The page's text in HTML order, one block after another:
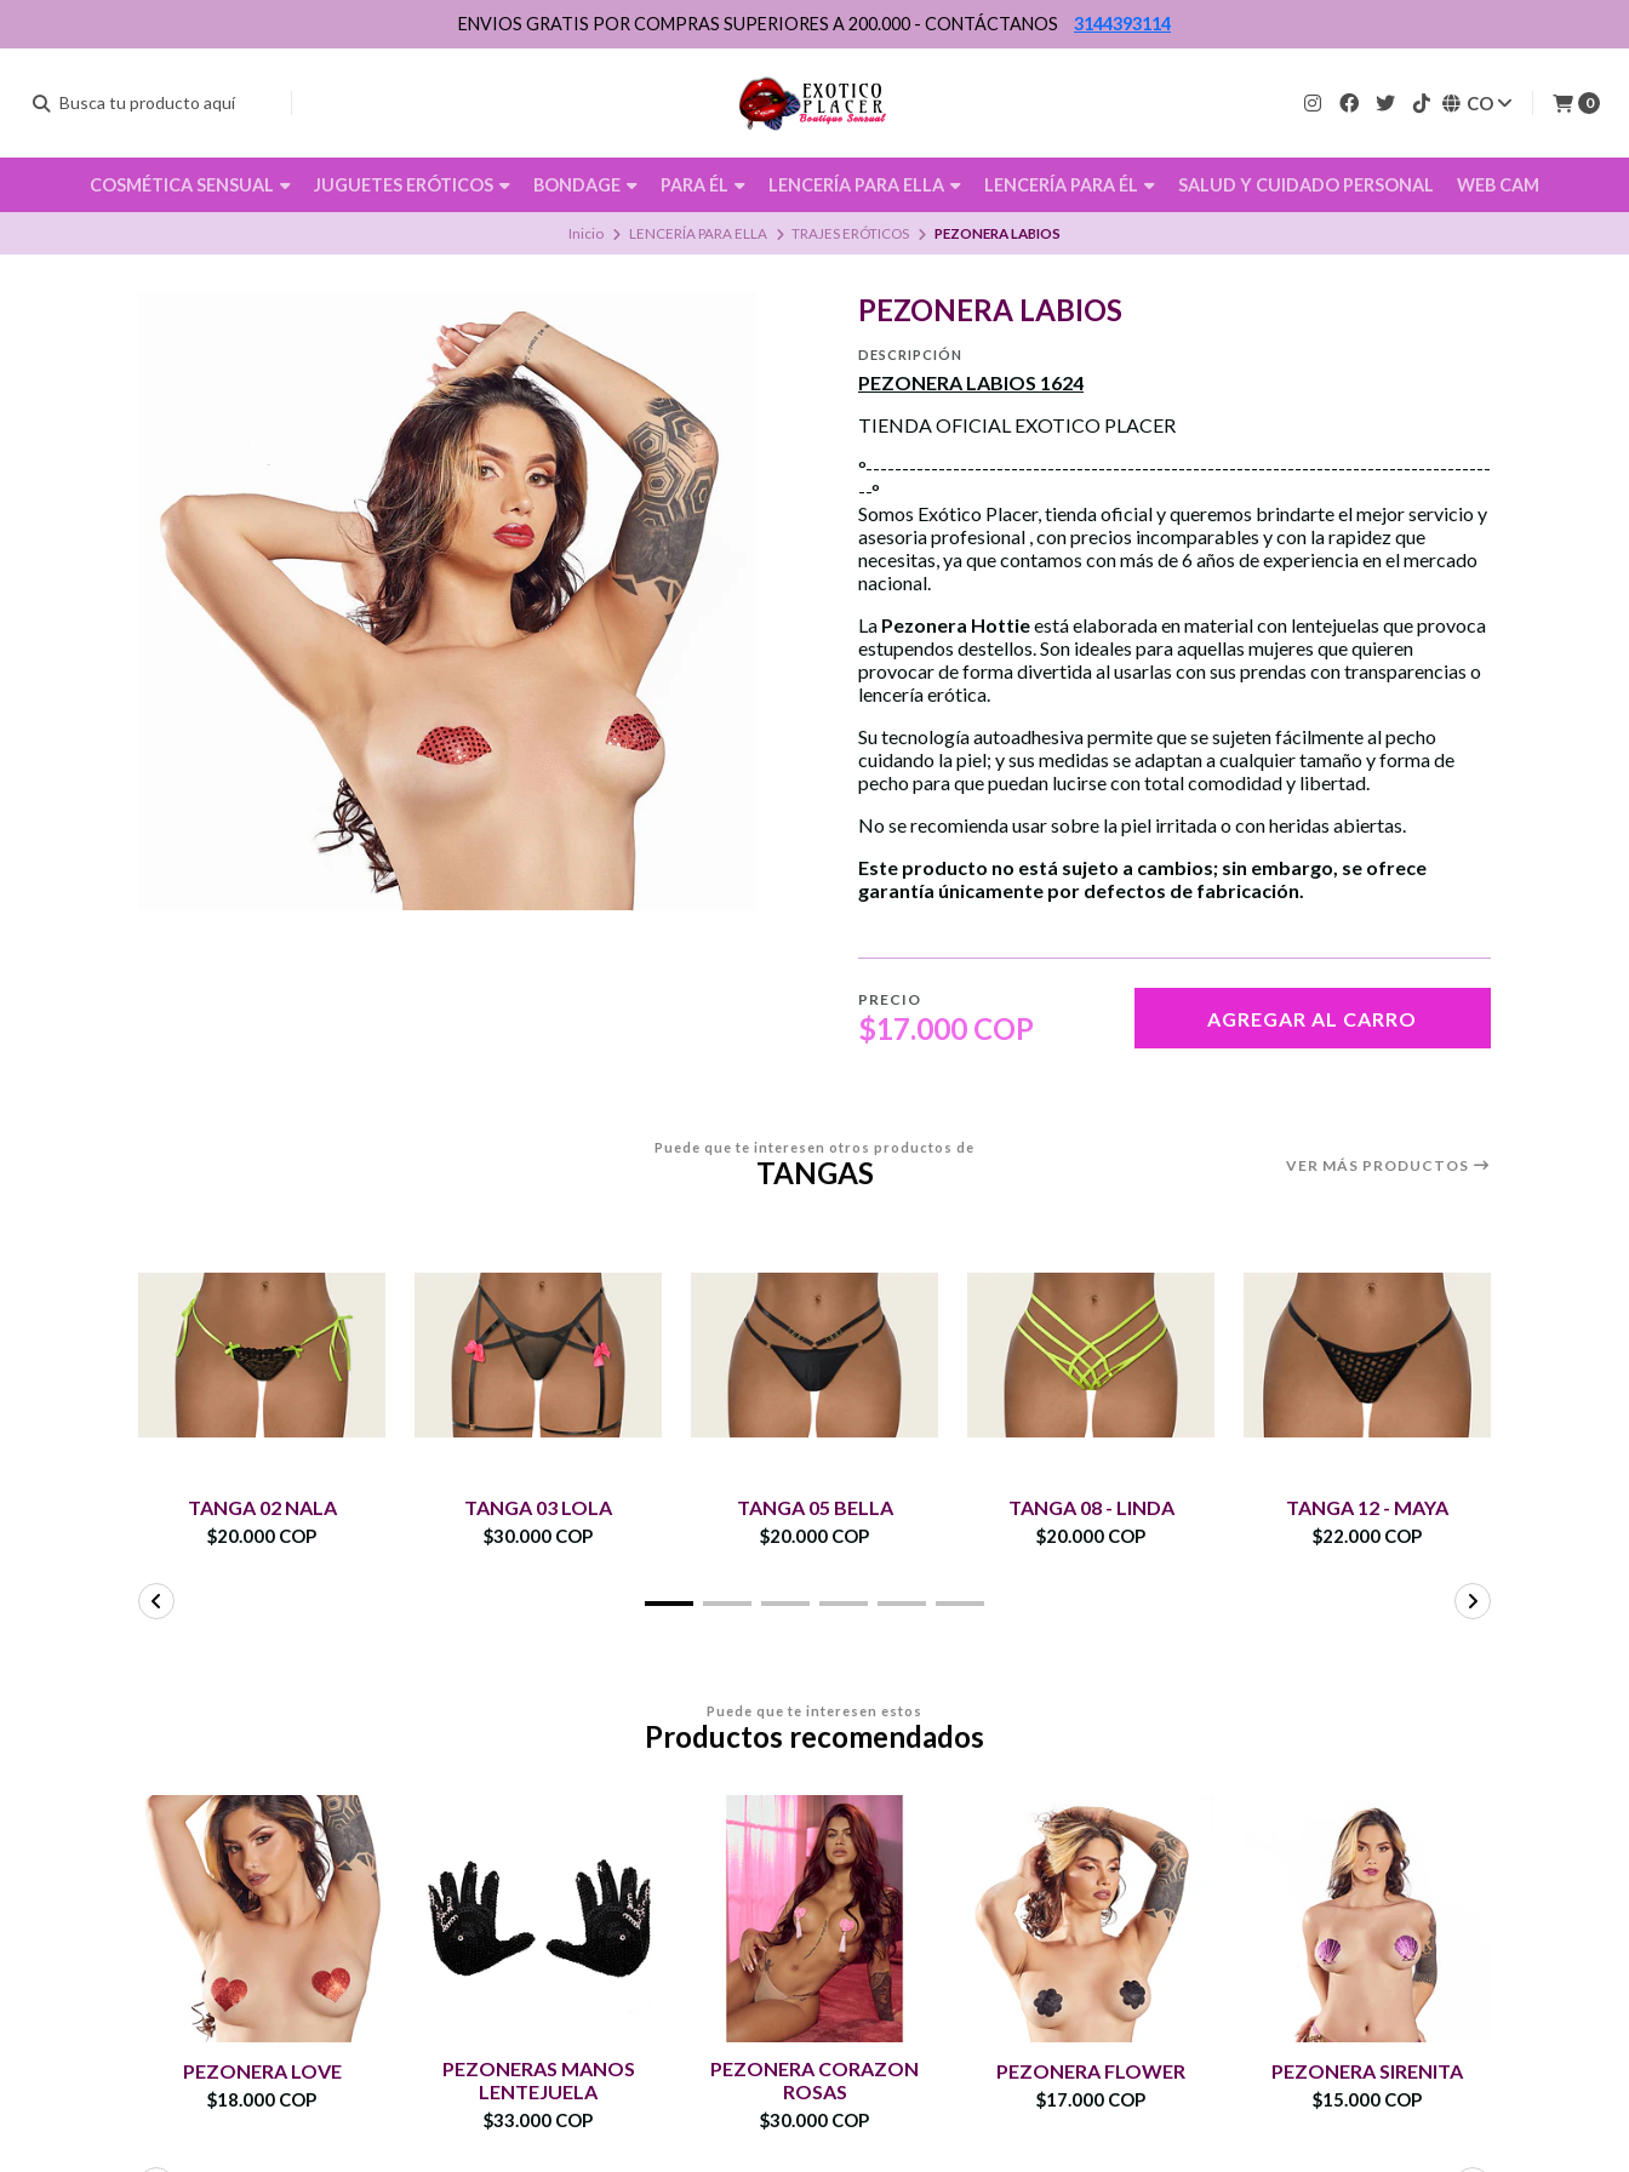
CO 0
COSMÉTICA SENSUAL JUGUETES ERÓTICOS BONDAGE PARA ÉL LENCERÍA PARA ELLA LENCERÍA PARA ÉL SALUD Y CUIDADO PERSONAL WEB CAM
ENVIOS GRATIS POR COMPRAS SUPERIORES A 200.000 - CONTÁCTANOS 3144393114
Inicio LENCERÍA PARA ELLA TRAJES ERÓTICOS PEZONERA LABIOS
PEZONERA LABIOS
DESCRIPCIÓN
PEZONERA LABIOS 1624
TIENDA OFICIAL EXOTICO PLACER
°--------------------------------------------------------------------------------------
--°
Somos Exótico Placer, tienda oficial y queremos brindarte el mejor servicio y
asesoria profesional , con precios incomparables y con la rapidez que
necesitas, ya que contamos con más de 6 años de experiencia en el mercado
nacional.
La Pezonera Hottieestá elaborada en material con lentejuelas que provoca
estupendos destellos. Son ideales para aquellas mujeres que quieren
provocar de forma divertida al usarlas con sus prendas con transparencias o
lencería erótica.
Su tecnología autoadhesiva permite que se sujeten fácilmente al pecho
cuidando la piel; y sus medidas se adaptan a cualquier tamaño y forma de
pecho para que puedan lucirse con total comodidad y libertad.
No se recomienda usar sobre la piel irritada o con heridas abiertas.
Este producto no está sujeto a cambios; sin embargo, se ofrece
garantía únicamente por defectos de fabricación.
PRECIO
$17.000 COP AGREGAR AL CARRO
Puede que te interesen otros productos de
TANGAS VER MÁS PRODUCTOS
TANGA 02 NALA
$20.000 COP
TANGA 03 LOLA
$30.000 COP
TANGA 05 BELLA
$20.000 COP
TANGA 08 - LINDA
$20.000 COP
TANGA 12 - MAYA
$22.000 COP
Puede que te interesen estos
Productos recomendados
PEZONERA LOVE
$18.000 COP
PEZONERAS MANOS
LENTEJUELA
$33.000 COP
PEZONERA CORAZON
ROSAS
$30.000 COP
PEZONERA FLOWER
$17.000 COP
PEZONERA SIRENITA
$15.000 COP